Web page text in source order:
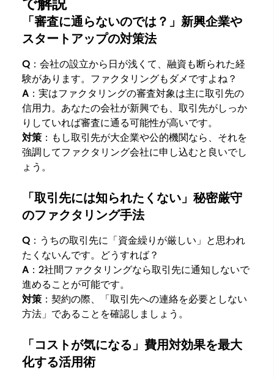
「審査に通らないのでは？」新興企業や
スタートアップの対策法
Q ：会社の設立から日が浅くて、融資も断られた経
験があります。ファクタリングもダメですよね？
A ：実はファクタリングの審査対象は主に取引先の
信用力。あなたの会社が新興でも、取引先がしっか
りしていれば審査に通る可能性が高いです。
対策 ：もし取引先が大企業や公的機関なら、それを
強調してファクタリング会社に申し込むと良いでし
ょう。
「取引先には知られたくない」秘密厳守
のファクタリング手法
Q ：うちの取引先に「資金繰りが厳しい」と思われ
たくないんです。どうすれば？
A ：2社間ファクタリングなら取引先に通知しないで
進めることが可能です。
対策 ：契約の際、「取引先への連絡を必要としない
方法」であることを確認しましょう。
「コストが気になる」費用対効果を最大
化する活用術